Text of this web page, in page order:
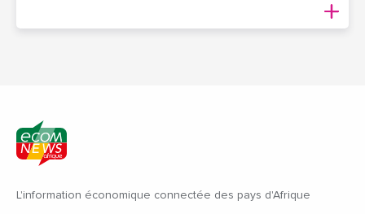
L'information économique connectée des pays d'Afrique